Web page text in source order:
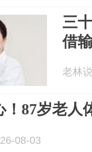
三
借
老林
！87岁老人
08-03